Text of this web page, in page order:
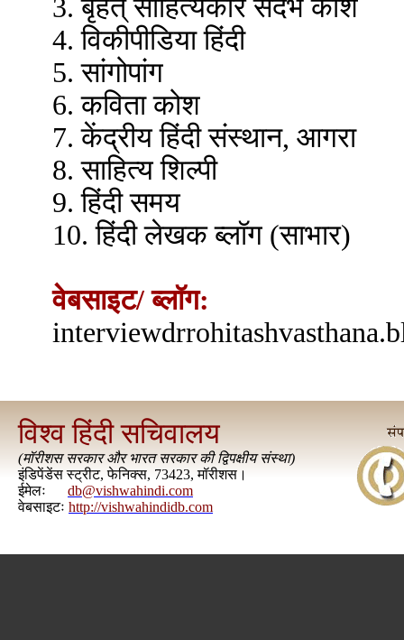
3. बृहत् साहित्यकार संदर्भ कोश
4. विकीपीडिया हिंदी
5. सांगोपांग
6. कविता कोश
7. केंद्रीय हिंदी संस्थान, आगरा
8. साहित्य शिल्पी
9. हिंदी समय
10. हिंदी लेखक ब्लॉग (साभार)
वेबसाइट/ ब्लॉग:
विश्व हिंदी सचिवालय
(मॉरीशस सरकार और भारत सरकार की द्विपक्षीय संस्था)
इंडिपेंडेंस स्ट्रीट, फेनिक्स, 73423, मॉरीशस।
ईमेलः
db@vishwahindi.com
वेबसाइटः http://vishwahindidb.com